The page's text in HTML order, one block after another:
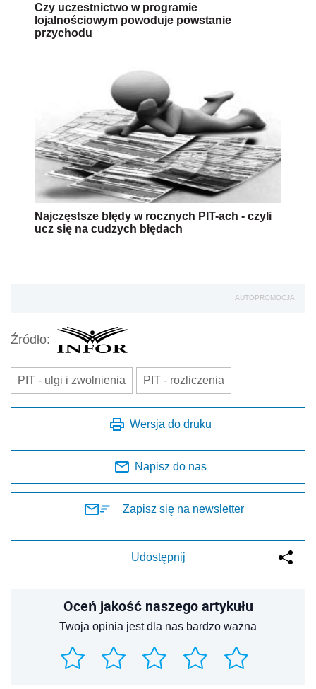
Czy uczestnictwo w programie
lojalnościowym powoduje powstanie
przychodu
Najczęstsze błędy w rocznych PIT-ach - czyli
ucz się na cudzych błędach
AUTOPROMOCJA
Źródło:
PIT - ulgi i zwolnienia PIT - rozliczenia
Wersja do druku
Napisz do nas
Zapisz się na newsletter
Udostępnij
Oceń jakość naszego artykułu
Twoja opinia jest dla nas bardzo ważna